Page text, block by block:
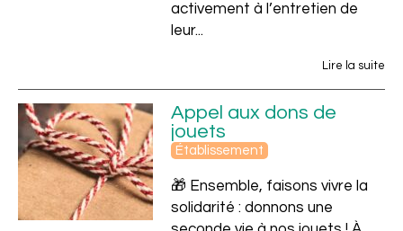
activement à l’entretien de
leur...
Lire la suite
Appel aux dons de
jouets
Établissement
🎁 Ensemble, faisons vivre la
solidarité : donnons une